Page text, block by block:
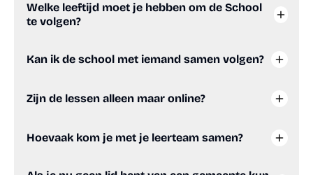
Welke leeftijd moet je hebben om de School
te volgen?
Kan ik de school met iemand samen volgen?
Zijn de lessen alleen maar online?
Hoevaak kom je met je leerteam samen?